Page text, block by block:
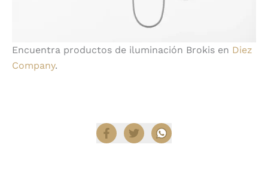
Encuentra productos de iluminación Brokis en Diez
Company.